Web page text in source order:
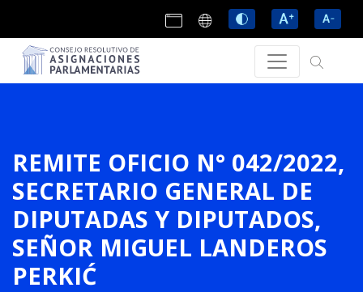
REMITE OFICIO N° 042/2022,
SECRETARIO GENERAL DE
DIPUTADAS Y DIPUTADOS,
SEÑOR MIGUEL LANDEROS
PERKIĆ